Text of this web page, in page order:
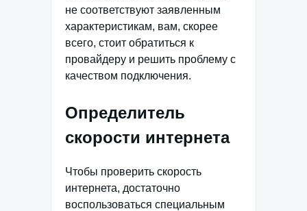
не соответствуют заявленным
характеристикам, вам, скорее
всего, стоит обратиться к
провайдеру и решить проблему с
качеством подключения.
Определитель
скорости интернета
Чтобы проверить скорость
интернета, достаточно
воспользоваться специальным